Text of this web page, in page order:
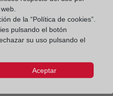
práctica comercial
previniendo
ocupación o
de la vulneración
de la “Política de cookies”.
pulsando el botón
su uso pulsando el
Aceptar